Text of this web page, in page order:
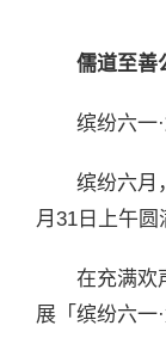
儒道至善
缤纷六一·
缤纷六月
月31日上午圆
在充满欢
展「缤纷六一